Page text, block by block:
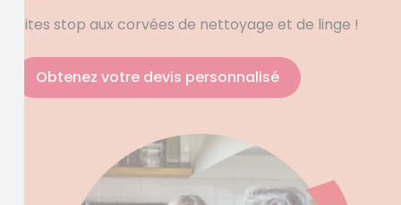
Dites stop aux corvées de nettoyage et de linge !
Obtenez votre devis personnalisé